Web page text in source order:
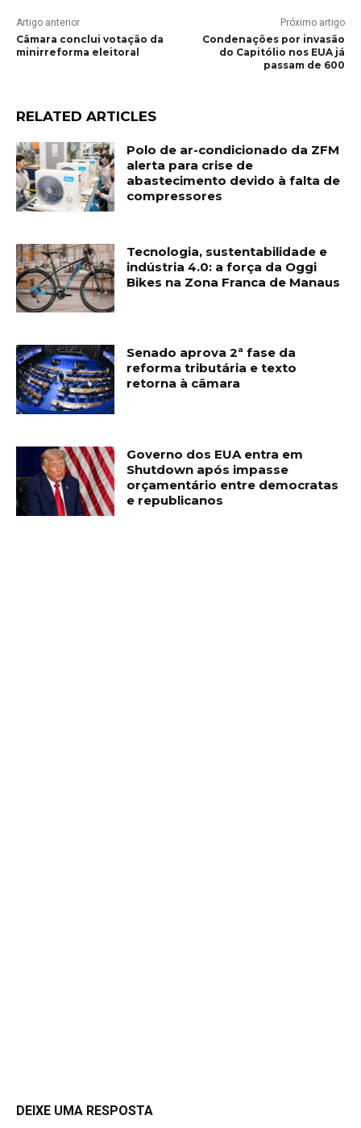
Artigo anterior
Câmara conclui votação da
minirreforma eleitoral
Próximo artigo
Condenações por invasão
do Capitólio nos EUA já
passam de 600
RELATED ARTICLES
Polo de ar-condicionado da ZFM
alerta para crise de
abastecimento devido à falta de
compressores
Tecnologia, sustentabilidade e
indústria 4.0: a força da Oggi
Bikes na Zona Franca de Manaus
Senado aprova 2ª fase da
reforma tributária e texto
retorna à câmara
Governo dos EUA entra em
Shutdown após impasse
orçamentário entre democratas
e republicanos
DEIXE UMA RESPOSTA